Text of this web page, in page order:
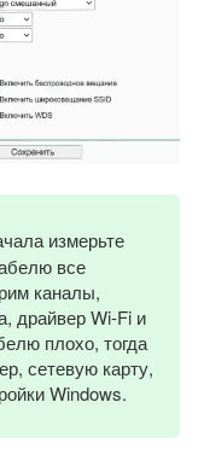
измерьте
все
каналы,
драйвер Wi-Fi и
плохо, тогда
сетевую карту,
Windows.